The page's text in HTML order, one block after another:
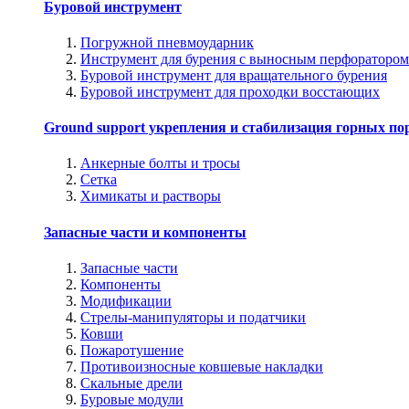
Буровой инструмент
Погружной пневмоударник
Инструмент для бурения с выносным перфоратором
Буровой инструмент для вращательного бурения
Буровой инструмент для проходки восстающих
Ground support укрепления и стабилизация горных
Анкерные болты и тросы
Сетка
Химикаты и растворы
Запасные части и компоненты
Запасные части
Компоненты
Модификации
Стрелы-манипуляторы и податчики
Ковши
Пожаротушение
Противоизносные ковшевые накладки
Скальные дрели
Буровые модули